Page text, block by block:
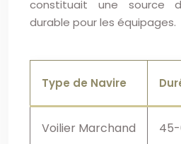
constituait une source
durable pour les équipages.
Type de Navire
Voilier Marchand 45-